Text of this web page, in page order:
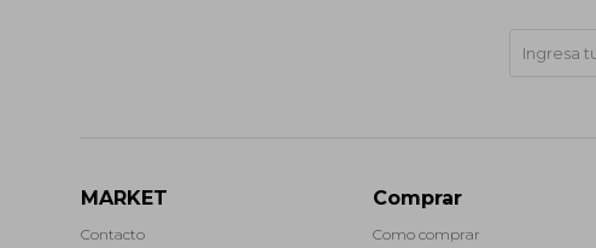
MARKET
Contacto
Comprar
Como comprar